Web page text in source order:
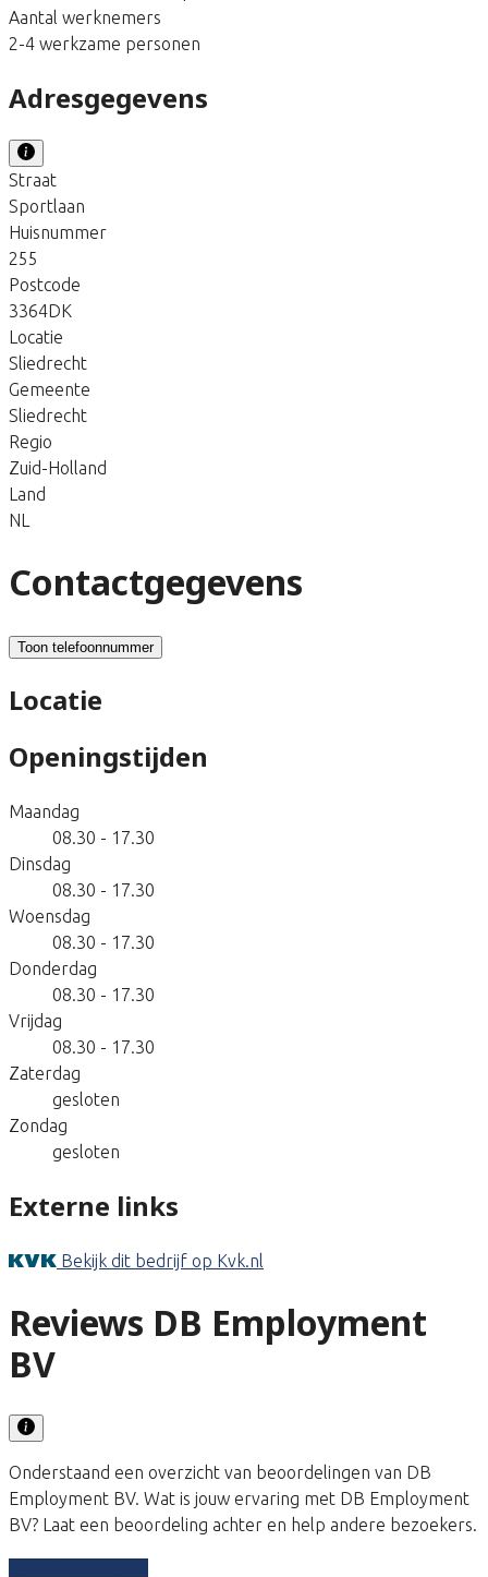
Aantal werknemers
2-4 werkzame personen
Adresgegevens
Straat
Sportlaan
Huisnummer
255
Postcode
3364DK
Locatie
Sliedrecht
Gemeente
Sliedrecht
Regio
Zuid-Holland
Land
NL
Contactgegevens
Toon telefoonnummer
Locatie
Openingstijden
Maandag
08.30 - 17.30
Dinsdag
08.30 - 17.30
Woensdag
08.30 - 17.30
Donderdag
08.30 - 17.30
Vrijdag
08.30 - 17.30
Zaterdag
gesloten
Zondag
gesloten
Externe links
Bekijk dit bedrijf op Kvk.nl
Reviews DB Employment
BV
Onderstaand een overzicht van beoordelingen van DB
Employment BV. Wat is jouw ervaring met DB Employment
BV? Laat een beoordeling achter en help andere bezoekers.